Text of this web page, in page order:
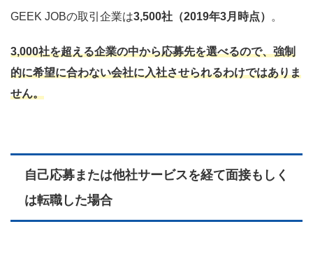
GEEK JOBの取引企業は3,500社（2019年3月時点） 。
3,000社を超える企業の中から応募先を選べるので、強制
的に希望に合わない会社に入社させられるわけではありま
せん。
自己応募または他社サービスを経て面接もしく
は転職した場合